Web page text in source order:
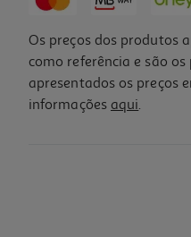
Os preços dos produtos
como referência e são
apresentados os preços
informações aqui.